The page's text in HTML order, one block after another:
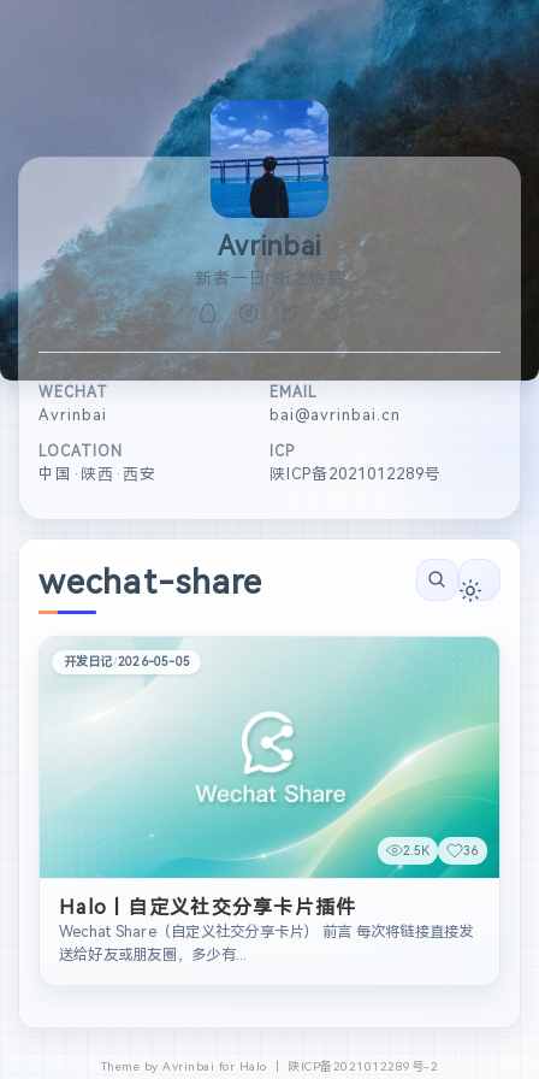
Avrinbai
新者一日 新之始基
WECHAT
Avrinbai
LOCATION
中国·陕西·西安
EMAIL
bai@avrinbai.cn
ICP
陕ICP备2021012289号
wechat-share
开发日记/2026-05-05
2.5K 36
Halo丨自定义社交分享卡片插件
Wechat Share（自定义社交分享卡片） 前言 每次将链接直接发
送给好友或朋友圈，多少有...
Theme by Avrinbai for Halo 丨 陕ICP备2021012289号-2